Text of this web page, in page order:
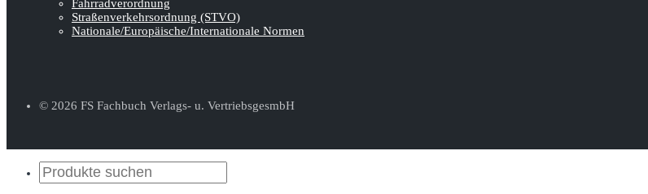
Fahrradverordnung
Straßenverkehrs­ordnung (STVO)
Nationale/Europäische/Internationale Normen
© 2026 FS Fachbuch Verlags- u. VertriebsgesmbH